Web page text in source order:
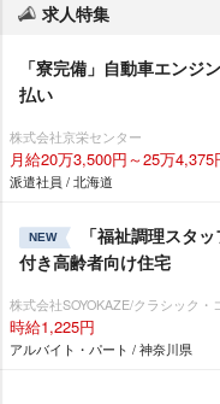
求人特集
「寮完備」自動車エンジ
払い
株式会社京栄センター
月給20万3,500円～25万4,375
派遣社員 / 北海道
NEW
「福祉調理スタ
付き高齢者向け住宅
株式会社SOYOKAZE/クラシック・
時給1,225円
アルバイト・パート / 神奈川県